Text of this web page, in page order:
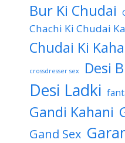
Bur Ki Chudai
Chachi Ki Chudai
Chudai Ki
crossdresser sex Desi
Desi Ladki
Gandi Kahani
Gand Sex